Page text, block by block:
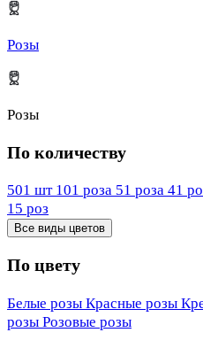
Розы
Розы
По количеству
501 шт 101 роза 51 роза 41
15 роз
Все виды цветов
По цвету
Белые розы Красные розы
розы Розовые розы